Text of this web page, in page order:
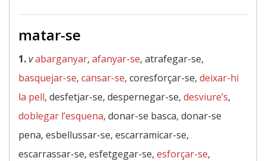
matar-se
1.vabarganyar, afanyar-se, atrafegar-se,
basquejar-se, cansar-se, coresforçar-se, deixar-hi
la pell, desfetjar-se, despernegar-se, desviure’s,
doblegar l’esquena, donar-se basca, donar-se
pena, esbellussar-se, escarramicar-se,
escarrassar-se, esfetgegar-se, esforçar-se,